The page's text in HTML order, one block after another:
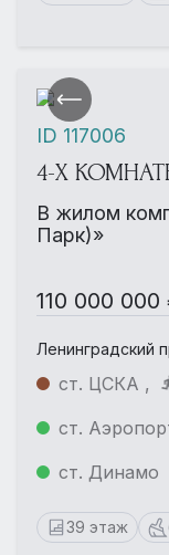
4-Х
В жилом
Парк)»
110 000 000
Ленинградский
ст. ЦСКА ,
ст.
ст. Динамо
39 этаж
ID 117006